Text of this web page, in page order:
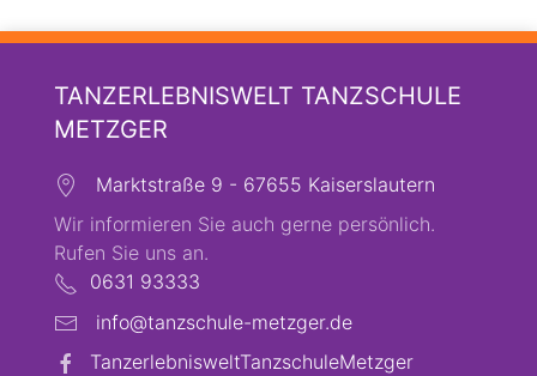
TANZERLEBNISWELT TANZSCHULE
METZGER
Marktstraße 9 - 67655 Kaiserslautern
Wir informieren Sie auch gerne persönlich.
Rufen Sie uns an.
0631 93333
info@tanzschule-metzger.de
TanzerlebnisweltTanzschuleMetzger